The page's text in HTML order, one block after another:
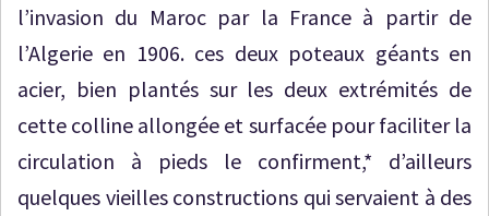
l’invasion du Maroc par la France à partir de
l’Algerie en 1906. ces deux poteaux géants en
acier, bien plantés sur les deux extrémités de
cette colline allongée et surfacée pour faciliter la
circulation à pieds le confirment,* d’ailleurs
quelques vieilles constructions qui servaient à des